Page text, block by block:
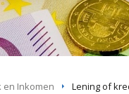
en Inkomen Lening of